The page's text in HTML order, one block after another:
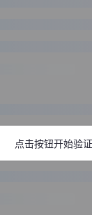
点击按钮开始验证